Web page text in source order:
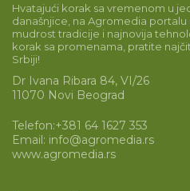
Hvatajući korak sa vremenom u
današnjice, na Agromedia portalu
mudrost tradicije i najnovija
korak sa promenama, pratite
Srbiji!
Dr Ivana Ribara 84, VI/26
11070 Novi Beograd
Telefon:+381 64 1627 353
Email: info@agromedia.rs
www.agromedia.rs